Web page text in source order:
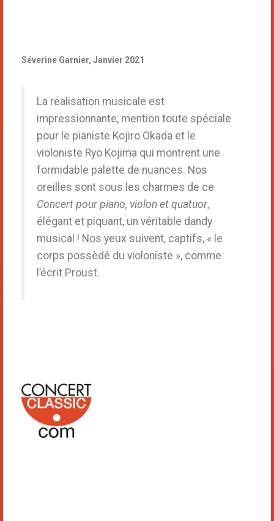
Séverine Garnier, Janvier 2021
La réalisation musicale est
impressionnante, mention toute spéciale
pour le pianiste Kojiro Okada et le
violoniste Ryo Kojima qui montrent une
formidable palette de nuances. Nos
oreilles sont sous les charmes de ce
Concert pour piano, violon et quatuor,
élégant et piquant, un véritable dandy
musical ! Nos yeux suivent, captifs, « le
corps possèdé du violoniste », comme
l’écrit Proust.